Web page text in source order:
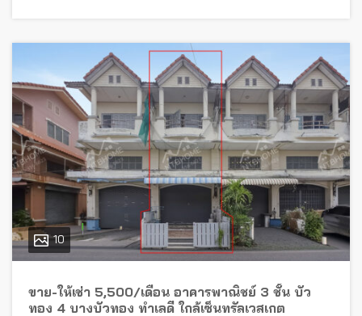
10
ขาย-ให้เช่า 5,500/เดือน อาคารพาณิชย์ 3 ชั้น บัว
ทอง 4 บางบัวทอง ทำเลดี ใกล้เซ็นทรัลเวสเกต